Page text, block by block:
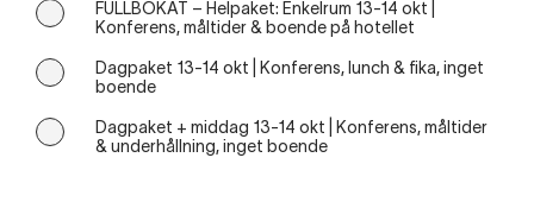
FULLBOKAT – Helpaket: Enkelrum 13-14 okt |
Konferens, måltider & boende på hotellet
Dagpaket 13-14 okt | Konferens, lunch & fika, inget
boende
Dagpaket + middag 13-14 okt | Konferens, måltider
& underhållning, inget boende